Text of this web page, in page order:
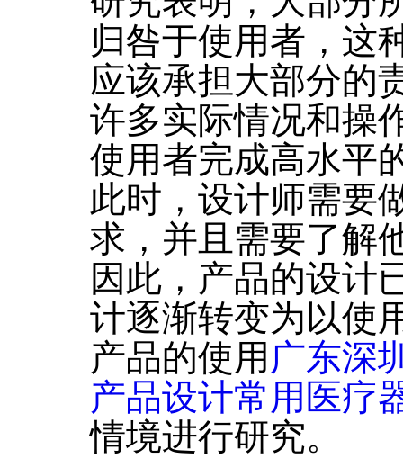
归咎于使用者，这
应该承担大部分的
许多实际情况和操
使用者完成高水平
此时，设计师需要
求，并且需要了解
因此，产品的设计
计逐渐转变为以使
产品的使用 广东深
产品设计常用医疗
情境进行研究。